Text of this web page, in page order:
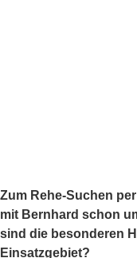
Zum Rehe-Suchen
mit Bernhard schon
sind die besonderen
Einsatzgebiet?